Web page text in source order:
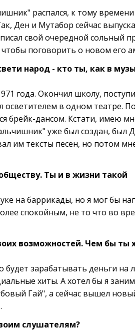
распался, к тому времени
Ден и Мутабор сейчас
свой очередной сольный
поговорить о новом его
народ - кто ты, как в
года. Окончил школу,
осветителем в одном театре.
брейк-дансом. Кстати, имею
уже был создан, был
им тексты песен, но потом
Ты и в жизни такой
на баррикады, но я мог бы
спокойным, не то что во
возможностей. Чем бы ты
будет зарабатывать деньги на
хиты. А хотел бы я
Гай", а сейчас вышел
слушателям?